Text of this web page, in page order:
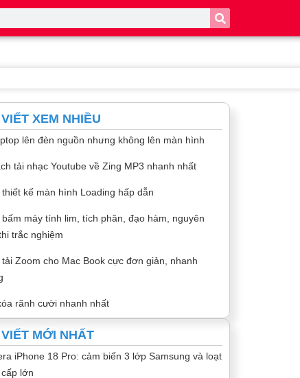
XEM NHIỀU
lên đèn nguồn nhưng không lên màn hình
tải nhạc Youtube về Zing MP3 nhanh nhất
thiết kế màn hình Loading hấp dẫn
bấm máy tính lim, tích phân, đạo hàm, nguyên
trắc nghiệm
tải Zoom cho Mac Book cực đơn giản, nhanh
rãnh cười nhanh nhất
MỚI NHẤT
iPhone 18 Pro: cảm biến 3 lớp Samsung và loạt
lớn